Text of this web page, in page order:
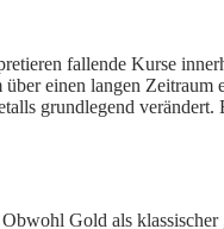
fallende Kurse
einen langen Zeitraum
grundlegend verändert.
Gold als klassischer